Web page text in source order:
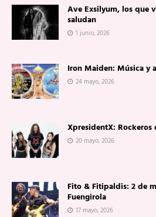
Ave Exsilyum, los que
saludan
1 junio, 2026
Iron Maiden: Música y
24 mayo, 2026
XpresidentX: Rockeros
20 mayo, 2026
Fito & Fitipaldis: 2 de
Fuengirola
17 mayo, 2026